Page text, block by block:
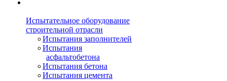
Испытательное оборудование
строительной отрасли
Испытания заполнителей
Испытания
асфальтобетона
Испытания бетона
Испытания цемента